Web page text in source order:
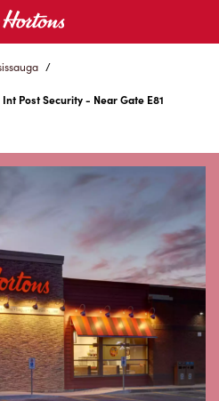
/
Post Security - Near Gate E81